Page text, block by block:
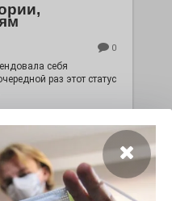
0
себя
раз этот статус